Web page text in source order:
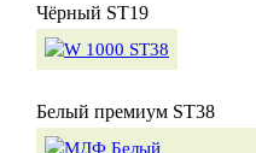
Чёрный ST19
Белый премиум ST38